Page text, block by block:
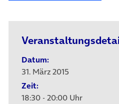
Datum:
31. März 2015
Zeit:
18:30 - 20:00 Uhr